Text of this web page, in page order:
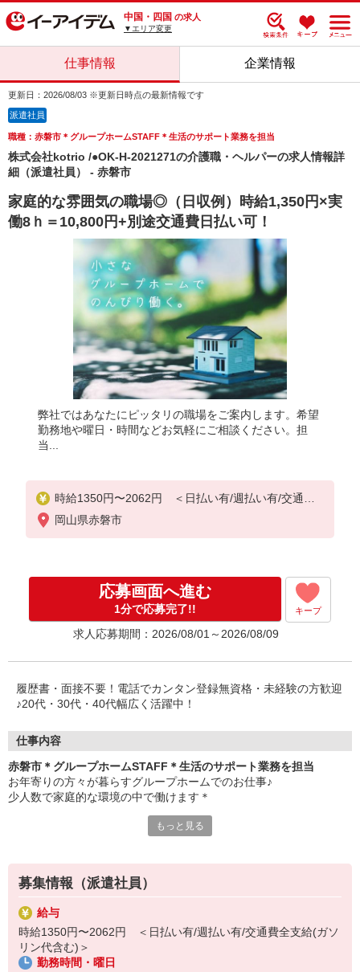
中国・四国 の求人
▼エリア変更
仕事情報 企業情報
更新日：2026/08/03 ※更新日時点の最新情報です
派遣社員
職種：赤磐市＊グループホームSTAFF＊生活のサポート業務を担当
株式会社kotrio /●OK-H-2021271の介護職・ヘルパーの求人情報詳
細（派遣社員） - 赤磐市
家庭的な雰囲気の職場◎（日収例）時給1,350円×実
働8ｈ＝10,800円+別途交通費日払い可！
弊社ではあなたにピッタリの職場をご案内します。希望
勤務地や曜日・時間などお気軽にご相談ください。担
当...
時給1350円〜2062円 ＜日払い有/週払い有/交通費
全支給(ガソリン代含む)＞
岡山県赤磐市
応募画面へ進む
1分で応募完了!! キープ
求人応募期間：2026/08/01～2026/08/09
履歴書・面接不要！電話でカンタン登録無資格・未経験の方歓迎
♪20代・30代・40代幅広く活躍中！
仕事内容
赤磐市＊グループホームSTAFF＊生活のサポート業務を担当
お年寄りの方々が暮らすグループホームでのお仕事♪
少人数で家庭的な環境の中で働けます＊
・お部屋や共有スペースの清掃
・お散歩や体操などのレクリエーション
・必要に応じた生活介助 など
▼こんな方におすすめ
・高齢者の方とじっくり関わりたい
・家事や会話が苦にならない
もっと見る
募集情報（派遣社員）
給与
時給1350円〜2062円 ＜日払い有/週払い有/交通費全支給(ガソ
リン代含む)＞
勤務時間・曜日